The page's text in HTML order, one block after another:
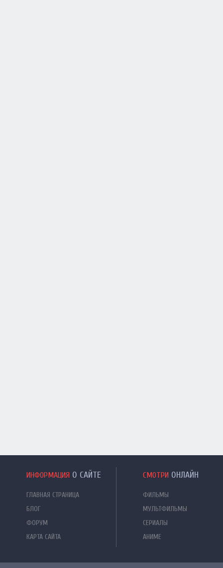
ИНФОРМАЦИЯ О САЙТЕ
ГЛАВНАЯ СТРАНИЦА
БЛОГ
ФОРУМ
КАРТА САЙТА
СМОТРИ ОНЛАЙН
ФИЛЬМЫ
МУЛЬТФИЛЬМЫ
СЕРИАЛЫ
АНИМЕ